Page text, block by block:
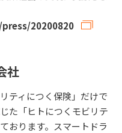
20200820
社
ティにつく保険」だけで
た「ヒトにつくモビリテ
おります。スマートドラ